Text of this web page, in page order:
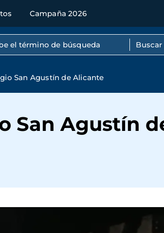
Campaña 2026
por texto completo
San Agustín de Alicante
San Agustín